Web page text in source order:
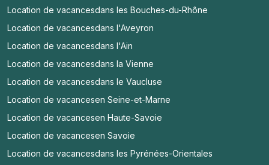
Location de vacancesdans les Bouches-du-Rhône
Location de vacancesdans l'Aveyron
Location de vacancesdans l'Ain
Location de vacancesdans la Vienne
Location de vacancesdans le Vaucluse
Location de vacancesen Seine-et-Marne
Location de vacancesen Haute-Savoie
Location de vacancesen Savoie
Location de vacancesdans les Pyrénées-Orientales